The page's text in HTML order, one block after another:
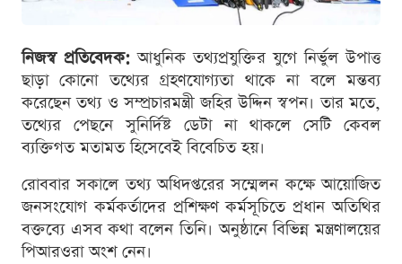
নিজস্ব প্রতিবেদক: আধুনিক তথ্যপ্রযুক্তির যুগে নির্ভুল উপাত্ত
ছাড়া কোনো তথ্যের গ্রহণযোগ্যতা থাকে না বলে মন্তব্য
করেছেন তথ্য ও সম্প্রচারমন্ত্রী জহির উদ্দিন স্বপন। তার মতে,
তথ্যের পেছনে সুনির্দিষ্ট ডেটা না থাকলে সেটি কেবল
ব্যক্তিগত মতামত হিসেবেই বিবেচিত হয়।
রোববার সকালে তথ্য অধিদপ্তরের সম্মেলন কক্ষে আয়োজিত
জনসংযোগ কর্মকর্তাদের প্রশিক্ষণ কর্মসূচিতে প্রধান অতিথির
বক্তব্যে এসব কথা বলেন তিনি। অনুষ্ঠানে বিভিন্ন মন্ত্রণালয়ের
পিআরওরা অংশ নেন।